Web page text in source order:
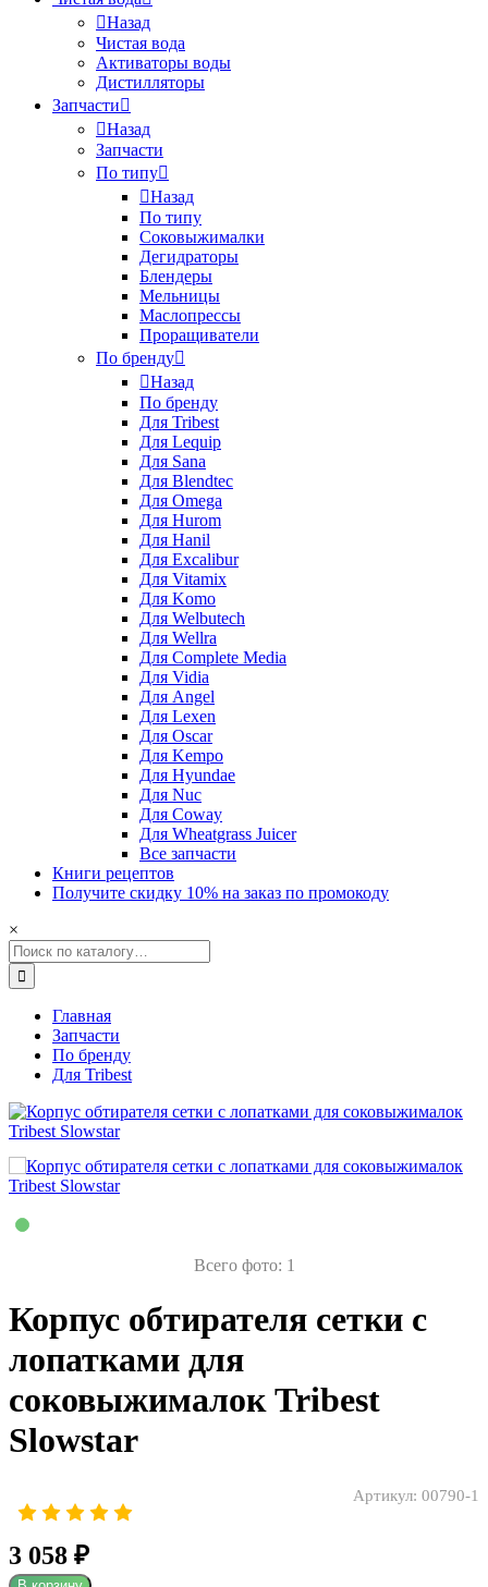
Назад
Чистая вода
Активаторы воды
Дистилляторы
Запчасти
Назад
Запчасти
По типу
Назад
По типу
Соковыжималки
Дегидраторы
Блендеры
Мельницы
Маслопрессы
Проращиватели
По бренду
Назад
По бренду
Для Tribest
Для Lequip
Для Sana
Для Blendtec
Для Omega
Для Hurom
Для Hanil
Для Excalibur
Для Vitamix
Для Komo
Для Welbutech
Для Wellra
Для Complete Media
Для Vidia
Для Angel
Для Lexen
Для Oscar
Для Kempo
Для Hyundae
Для Nuc
Для Coway
Для Wheatgrass Juicer
Все запчасти
Книги рецептов
Получите скидку 10% на заказ по промокоду
×
Главная
Запчасти
По бренду
Для Tribest
Всего фото: 1
Корпус обтирателя сетки с
лопатками для
соковыжималок Tribest
Slowstar
Артикул: 00790-1
3 058 ₽